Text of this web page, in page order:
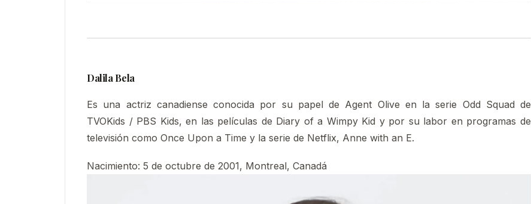
Dalila Bela
Es una actriz canadiense conocida por su papel de Agent Olive en la serie Odd Squad de
TVOKids / PBS Kids, en las películas de Diary of a Wimpy Kid y por su labor en programas de
televisión como Once Upon a Time y la serie de Netflix, Anne with an E. ​​
Nacimiento: 5 de octubre de 2001, Montreal, Canadá